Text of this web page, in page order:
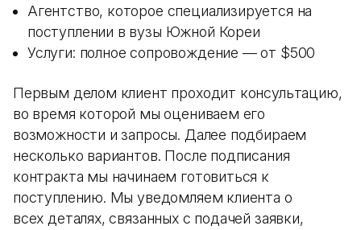
Агентство, которое специализируется на
поступлении в вузы Южной Кореи
Услуги: полное сопровождение — от $500
Первым делом клиент проходит консультацию,
во время которой мы оцениваем его
возможности и запросы. Далее подбираем
несколько вариантов. После подписания
контракта мы начинаем готовиться к
поступлению. Мы уведомляем клиента о
всех деталях, связанных с подачей заявки,